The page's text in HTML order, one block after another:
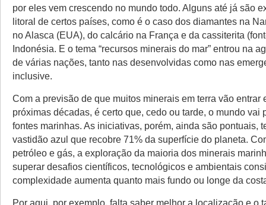
por eles vem crescendo no mundo todo. Alguns até já são
litoral de certos países, como é o caso dos diamantes na
no Alasca (EUA), do calcário na França e da cassiterita
Indonésia. E o tema “recursos minerais do mar” entrou na
de várias nações, tanto nas desenvolvidas como nas
inclusive.
Com a previsão de que muitos minerais em terra vão entrar
próximas décadas, é certo que, cedo ou tarde, o mundo vai
fontes marinhas. As iniciativas, porém, ainda são pontuais,
vastidão azul que recobre 71% da superfície do planeta.
petróleo e gás, a exploração da maioria dos minerais
superar desafios científicos, tecnológicos e ambientais
complexidade aumenta quanto mais fundo ou longe da
Por aqui, por exemplo, falta saber melhor a localização e o